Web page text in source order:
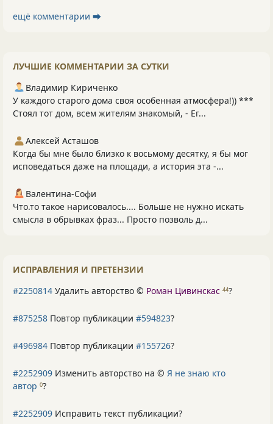
ещё комментарии ⮕
ЛУЧШИЕ КОММЕНТАРИИ ЗА СУТКИ
Владимир Кириченко
У каждого старого дома своя особенная атмосфера!)) ***
Стоял тот дом, всем жителям знакомый, - Ег...
Алексей Асташов
Когда бы мне было близко к восьмому десятку, я бы мог
исповедаться даже на площади, а история эта -...
Валентина-Софи
Что.то такое нарисовалось.... Больше не нужно искать
смысла в обрывках фраз... Просто позволь д...
ИСПРАВЛЕНИЯ И ПРЕТЕНЗИИ
#2250814 Удалить авторство © Роман Цивинскас 44?
#875258 Повтор публикации #594823?
#496984 Повтор публикации #155726?
#2252909 Изменить авторство на © Я не знаю кто
автор 0?
#2252909 Исправить текст публикации?